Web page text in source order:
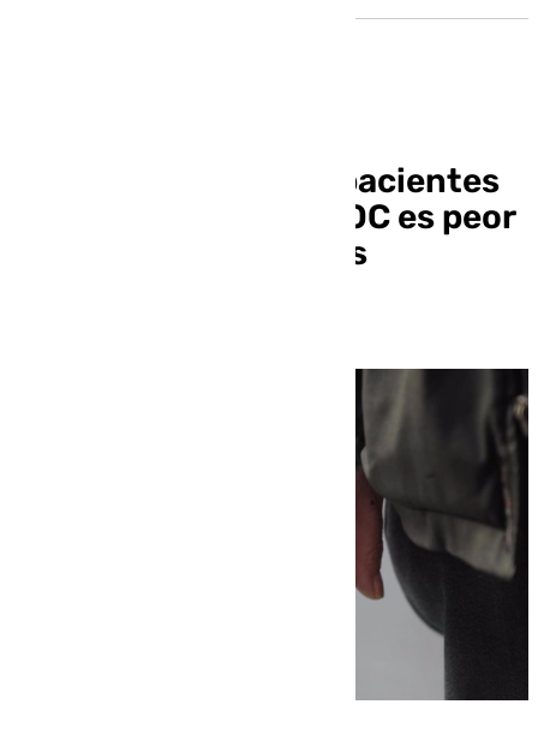
El pronóstico de los pacientes
que ingresan con EPOC es peor
que las enfermedades